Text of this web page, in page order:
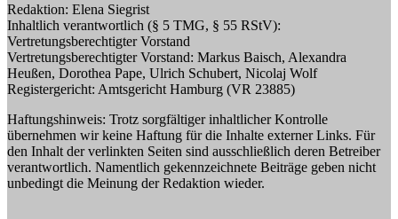
Redaktion: Elena Siegrist
Inhaltlich verantwortlich (§ 5 TMG, § 55 RStV):
Vertretungsberechtigter Vorstand
Vertretungsberechtigter Vorstand: Markus Baisch, Alexandra
Heußen, Dorothea Pape, Ulrich Schubert, Nicolaj Wolf
Registergericht: Amtsgericht Hamburg (VR 23885)
Haftungshinweis: Trotz sorgfältiger inhaltlicher Kontrolle
übernehmen wir keine Haftung für die Inhalte externer Links. Für
den Inhalt der verlinkten Seiten sind ausschließlich deren Betreiber
verantwortlich. Namentlich gekennzeichnete Beiträge geben nicht
unbedingt die Meinung der Redaktion wieder.